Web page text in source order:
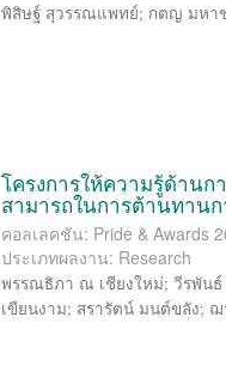
พิสิษฐ์ สุวรรณแพทย์; กตญ มหา
โครงการให้ความรู้ด้านก
สามารถในการต้านทาน
คอลเลคชัน: Pride & Awards
ประเภทผลงาน: Research
พรรณธิภา ณ เชียงใหม่; วีรพัน
เขียนงาม; สรารัตน์ มนต์ขลัง; ฌ